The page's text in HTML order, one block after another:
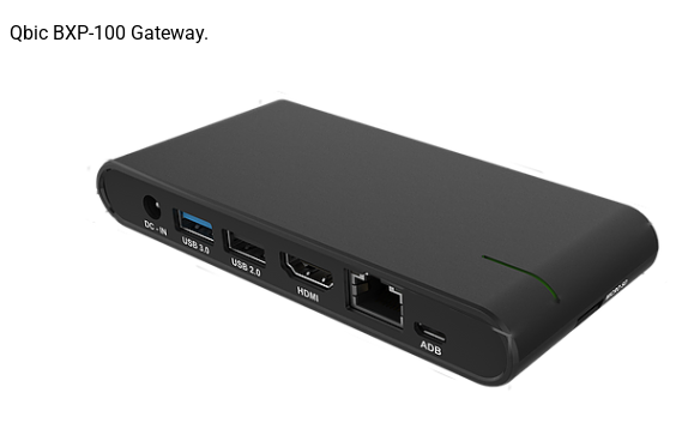
Qbic BXP-100 Gateway.